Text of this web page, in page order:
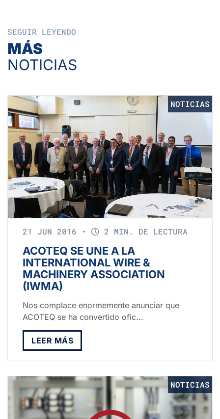
SEGUIR LEYENDO
MÁS
NOTICIAS
NOTICIAS
21 JUN 2016 • 2 MIN. DE LECTURA
ACOTEQ SE UNE A LA
INTERNATIONAL WIRE &
MACHINERY ASSOCIATION
(IWMA)
Nos complace enormemente anunciar que
ACOTEQ se ha convertido ofic...
LEER MÁS
NOTICIAS